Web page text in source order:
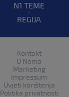
N1 TEME
REGIJA
Kontakt
O Nama
Marketing
Impressum
Uvjeti korištenja
Politika privatnosti